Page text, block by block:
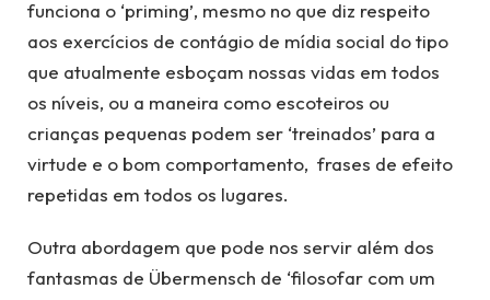
funciona o ‘priming’, mesmo no que diz respeito
aos exercícios de contágio de mídia social do tipo
que atualmente esboçam nossas vidas em todos
os níveis, ou a maneira como escoteiros ou
crianças pequenas podem ser ‘treinados’ para a
virtude e o bom comportamento, frases de efeito
repetidas em todos os lugares.
Outra abordagem que pode nos servir além dos
fantasmas de Übermensch de ‘filosofar com um